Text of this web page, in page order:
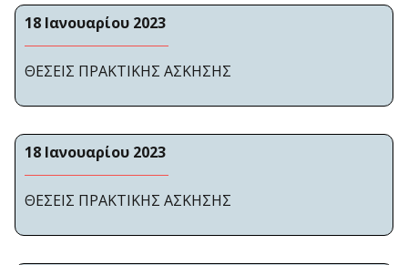
18 Ιανουαρίου 2023
ΘΕΣΕΙΣ ΠΡΑΚΤΙΚΗΣ ΑΣΚΗΣΗΣ
18 Ιανουαρίου 2023
ΘΕΣΕΙΣ ΠΡΑΚΤΙΚΗΣ ΑΣΚΗΣΗΣ